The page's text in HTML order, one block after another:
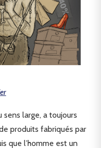
large, a toujours
produits fabriqués par
que l’homme est un